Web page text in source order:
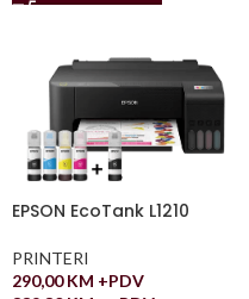
EPSON EcoTank L1210
PRINTERI
290,00KM +PDV